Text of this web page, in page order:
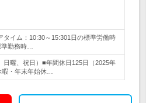
タイム：10:30～15:301日の標準労働時
勤務時…
日曜、祝日）■年間休日125日（2025年
・年末年始休…